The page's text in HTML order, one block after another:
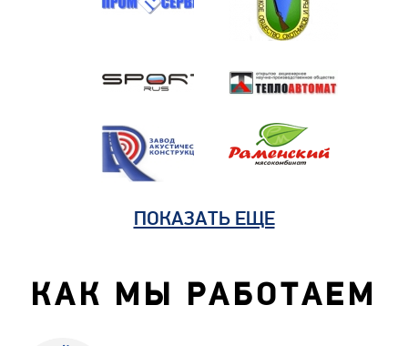
ПОКАЗАТЬ ЕЩЕ
КАК МЫ РАБОТАЕМ